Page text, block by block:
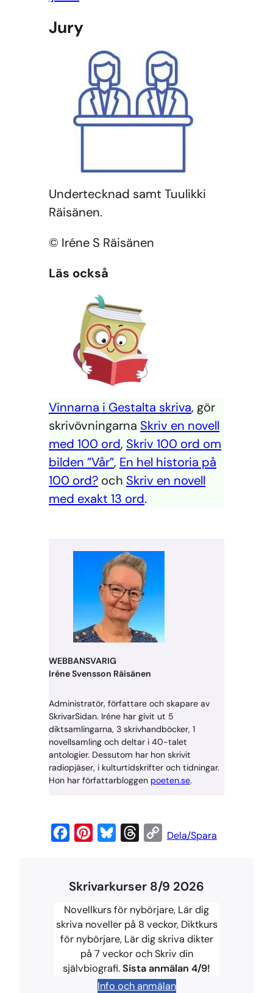
Jury
Undertecknad samt Tuulikki
Räisänen.
© Iréne S Räisänen
Läs också
Vinnarna i Gestalta skriva, gör
skrivövningarna Skriv en novell
med 100 ord, Skriv 100 ord om
bilden ”Vår”, En hel historia på
100 ord? och Skriv en novell
med exakt 13 ord.
WEBBANSVARIG
Iréne Svensson Räisänen
Administratör, författare och skapare av
SkrivarSidan. Iréne har givit ut 5
diktsamlingarna, 3 skrivhandböcker, 1
novellsamling och deltar i 40-talet
antologier. Dessutom har hon skrivit
radiopjäser, i kulturtidskrifter och tidningar.
Hon har författarbloggen poeten.se.
e
b
o
o
t
e
r
e
s
e
s
k
y
e
a
d
s
C
y
L
i
n
k
Dela/Spara
Skrivarkurser 8/9 2026
Novellkurs för nybörjare, Lär dig
skriva noveller på 8 veckor, Diktkurs
för nybörjare, Lär dig skriva dikter
på 7 veckor och Skriv din
självbiografi.Sista anmälan 4/9!
Info och anmälan